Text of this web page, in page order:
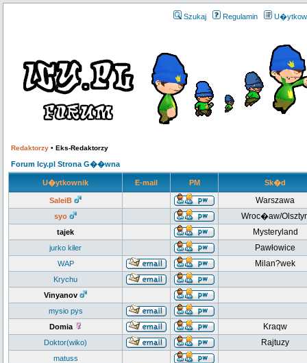
Szukaj Regulamin
Redaktorzy • Eks-Redaktorzy
Forum Icy.pl Strona G��wna
U�ytkownik E-mail PM Sk�d
SaleiB Warszawa
syo Wroc�aw/
tajek Mysteryland
jurko kiler Pawłowice
WAP Milan?wek
Krychu
Vinyanov
mysio pys
Domia
Kraqw
Doktor(wiko) Rajtuzy
matuss